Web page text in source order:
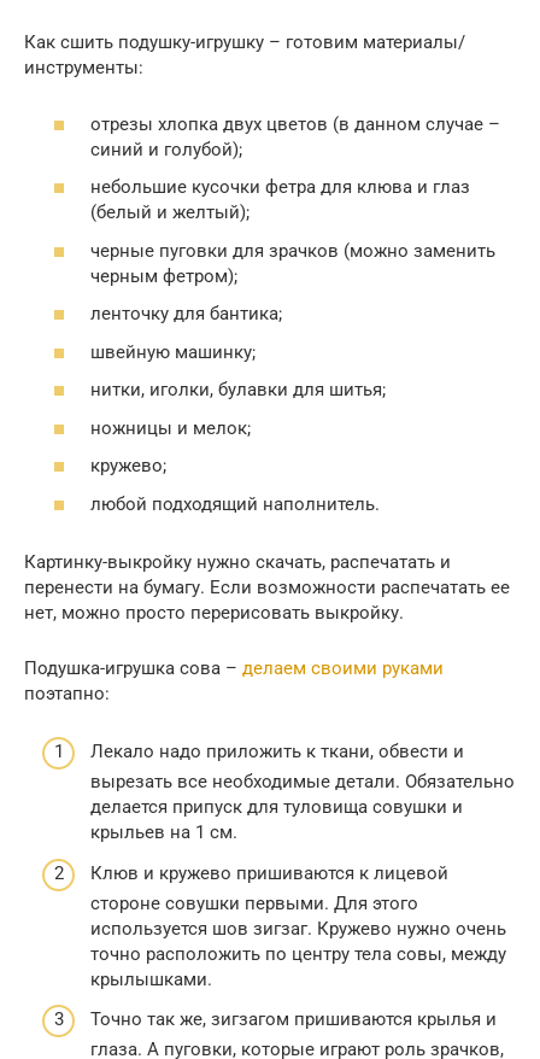
Как сшить подушку-игрушку – готовим материалы/
инструменты:
отрезы хлопка двух цветов (в данном случае –
синий и голубой);
небольшие кусочки фетра для клюва и глаз
(белый и желтый);
черные пуговки для зрачков (можно заменить
черным фетром);
ленточку для бантика;
швейную машинку;
нитки, иголки, булавки для шитья;
ножницы и мелок;
кружево;
любой подходящий наполнитель.
Картинку-выкройку нужно скачать, распечатать и
перенести на бумагу. Если возможности распечатать ее
нет, можно просто перерисовать выкройку.
Подушка-игрушка сова – делаем своими руками
поэтапно:
Лекало надо приложить к ткани, обвести и
вырезать все необходимые детали. Обязательно
делается припуск для туловища совушки и
крыльев на 1 см.
Клюв и кружево пришиваются к лицевой
стороне совушки первыми. Для этого
используется шов зигзаг. Кружево нужно очень
точно расположить по центру тела совы, между
крылышками.
Точно так же, зигзагом пришиваются крылья и
глаза. А пуговки, которые играют роль зрачков,